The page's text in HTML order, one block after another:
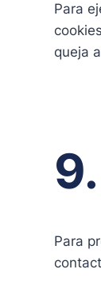
Para
queja
Para